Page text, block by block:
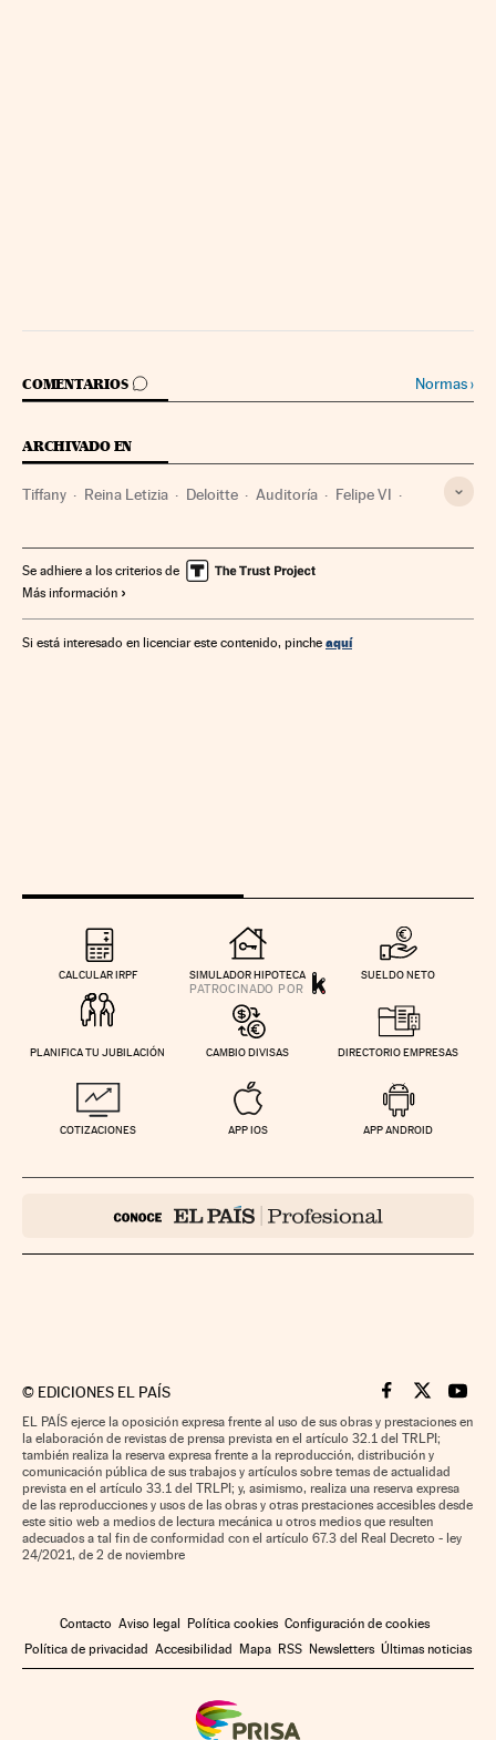
COMENTARIOS
IR A LOS COMENTARIOS Normas›
ARCHIVADO EN
Tiffany Reina Letizia Deloitte Auditoría Felipe VI
Economía Política Finanzas
Se adhiere a los criterios de
Más información
Si está interesado en licenciar este contenido, pinche aquí
CALCULAR IRPF SIMULADOR HIPOTECA SUELDO NETO
PLANIFICA TU JUBILACIÓN CAMBIO DIVISAS DIRECTORIO EMPRESAS
COTIZACIONES APP IOS APP ANDROID
© EDICIONES EL PAÍS Cinco Días en
Cinco Días
Cinco
EL PAÍS ejerce la oposición expresa frente al uso de sus obras y prestaciones en
la elaboración de revistas de prensa prevista en el artículo 32.1 del TRLPI;
también realiza la reserva expresa frente a la reproducción, distribución y
comunicación pública de sus trabajos y artículos sobre temas de actualidad
prevista en el artículo 33.1 del TRLPI; y, asimismo, realiza una reserva expresa
de las reproducciones y usos de las obras y otras prestaciones accesibles desde
este sitio web a medios de lectura mecánica u otros medios que resulten
adecuados a tal fin de conformidad con el artículo 67.3 del Real Decreto - ley
24/2021, de 2 de noviembre
Contacto Aviso legal Política cookies Configuración de cookies
Política de privacidad Accesibilidad Mapa RSS Newsletters Últimas noticias